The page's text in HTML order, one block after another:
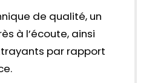
de qualité, un
à l’écoute, ainsi
par rapport